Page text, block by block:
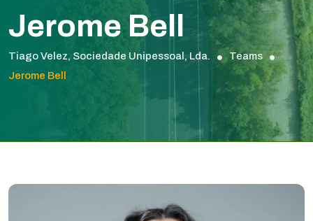
Jerome Bell
Tiago Velez, Sociedade Unipessoal, Lda.
Teams
Jerome Bell